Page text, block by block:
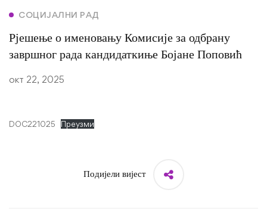
СОЦИЈАЛНИ РАД
Рјешење о именовању Комисије за одбрану
завршног рада кандидаткиње Бојане Поповић
окт 22, 2025
DOC221025 Преузми
Подијели вијест